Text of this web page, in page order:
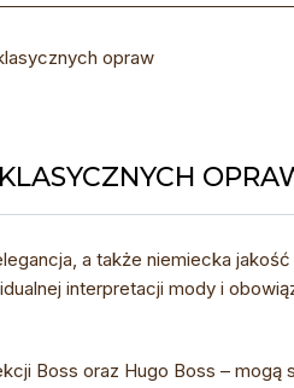
opraw
a także niemiecka
interpretacji mody i
Boss oraz Hugo Boss – mogą